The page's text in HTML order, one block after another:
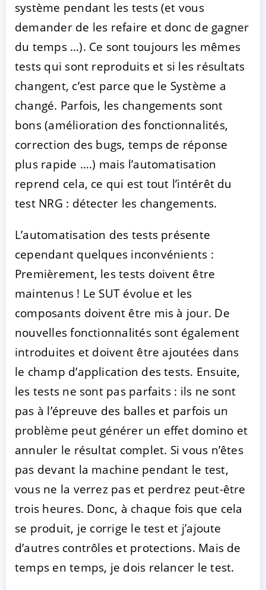
système pendant les tests (et vous
demander de les refaire et donc de gagner
du temps …). Ce sont toujours les mêmes
tests qui sont reproduits et si les résultats
changent, c’est parce que le Système a
changé. Parfois, les changements sont
bons (amélioration des fonctionnalités,
correction des bugs, temps de réponse
plus rapide ….) mais l’automatisation
reprend cela, ce qui est tout l’intérêt du
test NRG : détecter les changements.
L’automatisation des tests présente
cependant quelques inconvénients :
Premièrement, les tests doivent être
maintenus ! Le SUT évolue et les
composants doivent être mis à jour. De
nouvelles fonctionnalités sont également
introduites et doivent être ajoutées dans
le champ d’application des tests. Ensuite,
les tests ne sont pas parfaits : ils ne sont
pas à l’épreuve des balles et parfois un
problème peut générer un effet domino et
annuler le résultat complet. Si vous n’êtes
pas devant la machine pendant le test,
vous ne la verrez pas et perdrez peut-être
trois heures. Donc, à chaque fois que cela
se produit, je corrige le test et j’ajoute
d’autres contrôles et protections. Mais de
temps en temps, je dois relancer le test.